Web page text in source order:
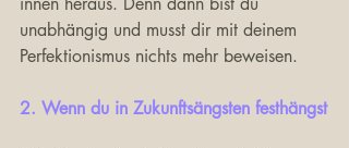
unabhängig und musst dir mit deinem
Perfektionismus nichts mehr beweisen.
2. Wenn du in Zukunftsängsten festhängst